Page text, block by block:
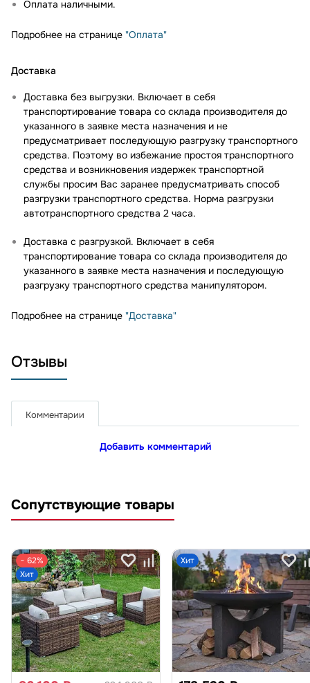
Оплата наличными.
Подробнее на странице "Оплата"
Доставка
Доставка без выгрузки. Включает в себя
транспортирование товара со склада производителя до
указанного в заявке места назначения и не
предусматривает последующую разгрузку транспортного
средства. Поэтому во избежание простоя транспортного
средства и возникновения издержек транспортной
службы просим Вас заранее предусматривать способ
разгрузки транспортного средства. Норма разгрузки
автотранспортного средства 2 часа.
Доставка с разгрузкой. Включает в себя
транспортирование товара со склада производителя до
указанного в заявке места назначения и последующую
разгрузку транспортного средства манипулятором.
Подробнее на странице "Доставка"
Отзывы
Комментарии
Добавить комментарий
Сопутствующие товары
− 62%
Хит
Хит